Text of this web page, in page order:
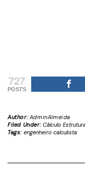
727
POSTS
Author: AdminAlmeida
Filed Under: Cálculo
Tags: engenheiro calculista